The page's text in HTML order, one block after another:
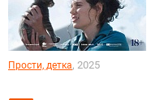
Прости, детка, 2025